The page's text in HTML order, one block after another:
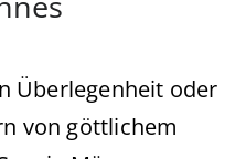
Überlegenheit oder
von göttlichem